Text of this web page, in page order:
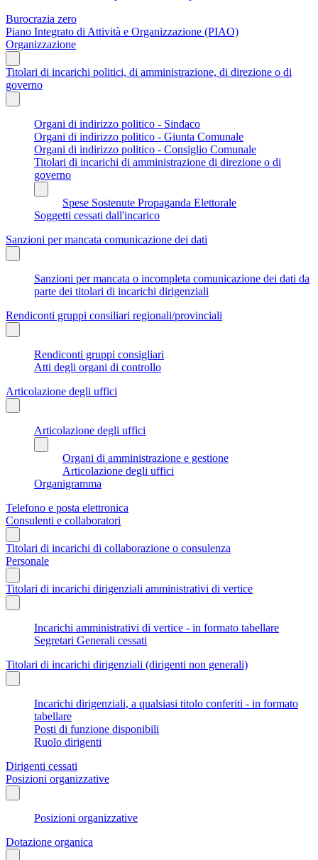
Burocrazia zero
Piano Integrato di Attività e Organizzazione (PIAO)
Organizzazione
Titolari di incarichi politici, di amministrazione, di direzione o di
governo
Organi di indirizzo politico - Sindaco
Organi di indirizzo politico - Giunta Comunale
Organi di indirizzo politico - Consiglio Comunale
Titolari di incarichi di amministrazione di direzione o di
governo
Spese Sostenute Propaganda Elettorale
Soggetti cessati dall'incarico
Sanzioni per mancata comunicazione dei dati
Sanzioni per mancata o incompleta comunicazione dei dati da
parte dei titolari di incarichi dirigenziali
Rendiconti gruppi consiliari regionali/provinciali
Rendiconti gruppi consigliari
Atti degli organi di controllo
Articolazione degli uffici
Articolazione degli uffici
Organi di amministrazione e gestione
Articolazione degli uffici
Organigramma
Telefono e posta elettronica
Consulenti e collaboratori
Titolari di incarichi di collaborazione o consulenza
Personale
Titolari di incarichi dirigenziali amministrativi di vertice
Incarichi amministrativi di vertice - in formato tabellare
Segretari Generali cessati
Titolari di incarichi dirigenziali (dirigenti non generali)
Incarichi dirigenziali, a qualsiasi titolo conferiti - in formato
tabellare
Posti di funzione disponibili
Ruolo dirigenti
Dirigenti cessati
Posizioni organizzative
Posizioni organizzative
Dotazione organica